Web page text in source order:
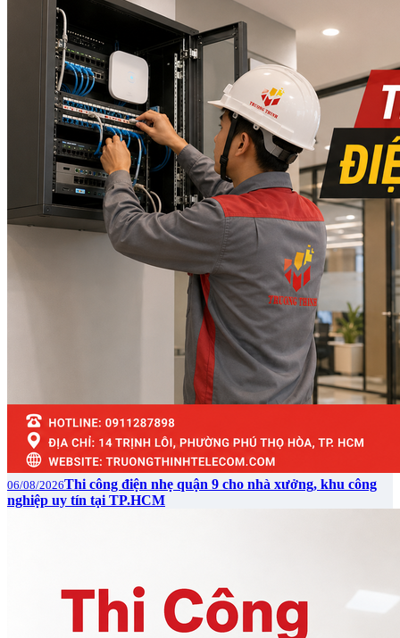
06/08/2026Thi công điện nhẹ quận 9 cho nhà xưởng, khu công
nghiệp uy tín tại TP.HCM